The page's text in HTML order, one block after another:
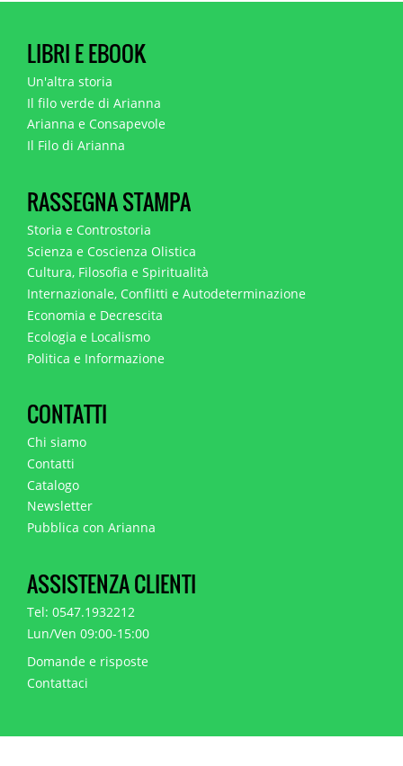
LIBRI E EBOOK
Un'altra storia
Il filo verde di Arianna
Arianna e Consapevole
Il Filo di Arianna
RASSEGNA STAMPA
Storia e Controstoria
Scienza e Coscienza Olistica
Cultura, Filosofia e Spiritualità
Internazionale, Conflitti e Autodeterminazione
Economia e Decrescita
Ecologia e Localismo
Politica e Informazione
CONTATTI
Chi siamo
Contatti
Catalogo
Newsletter
Pubblica con Arianna
ASSISTENZA CLIENTI
Tel: 0547.1932212
Lun/Ven 09:00-15:00
Domande e risposte
Contattaci